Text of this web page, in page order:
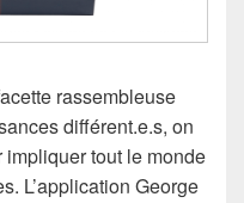
rassembleuse
différent.e.s, on
impliquer tout le monde
L’application George